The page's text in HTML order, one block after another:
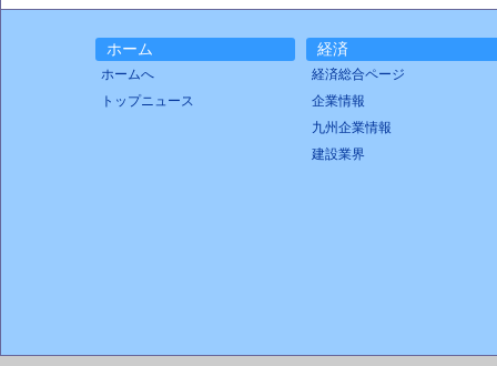
ホーム
ホームへ
トップニュース
経済
経済総合ページ
企業情報
九州企業情報
建設業界